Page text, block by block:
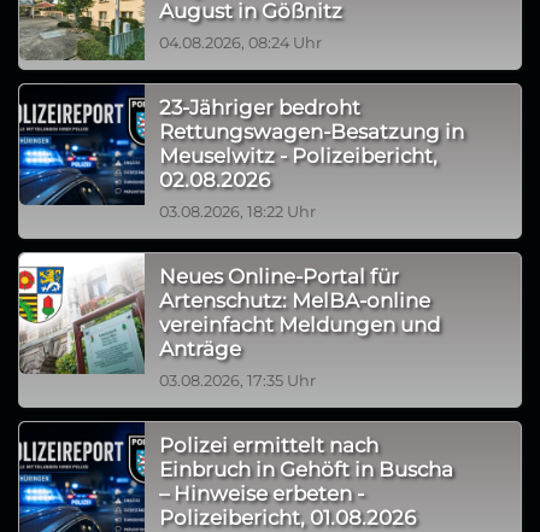
August in Gößnitz
04.08.2026, 08:24 Uhr
23-Jähriger bedroht
Rettungswagen-Besatzung in
Meuselwitz - Polizeibericht,
02.08.2026
03.08.2026, 18:22 Uhr
Neues Online-Portal für
Artenschutz: MelBA-online
vereinfacht Meldungen und
Anträge
03.08.2026, 17:35 Uhr
Polizei ermittelt nach
Einbruch in Gehöft in Buscha
– Hinweise erbeten -
Polizeibericht, 01.08.2026